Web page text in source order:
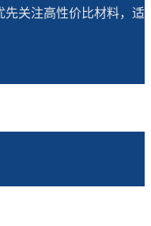
先关注高性价比材料，适